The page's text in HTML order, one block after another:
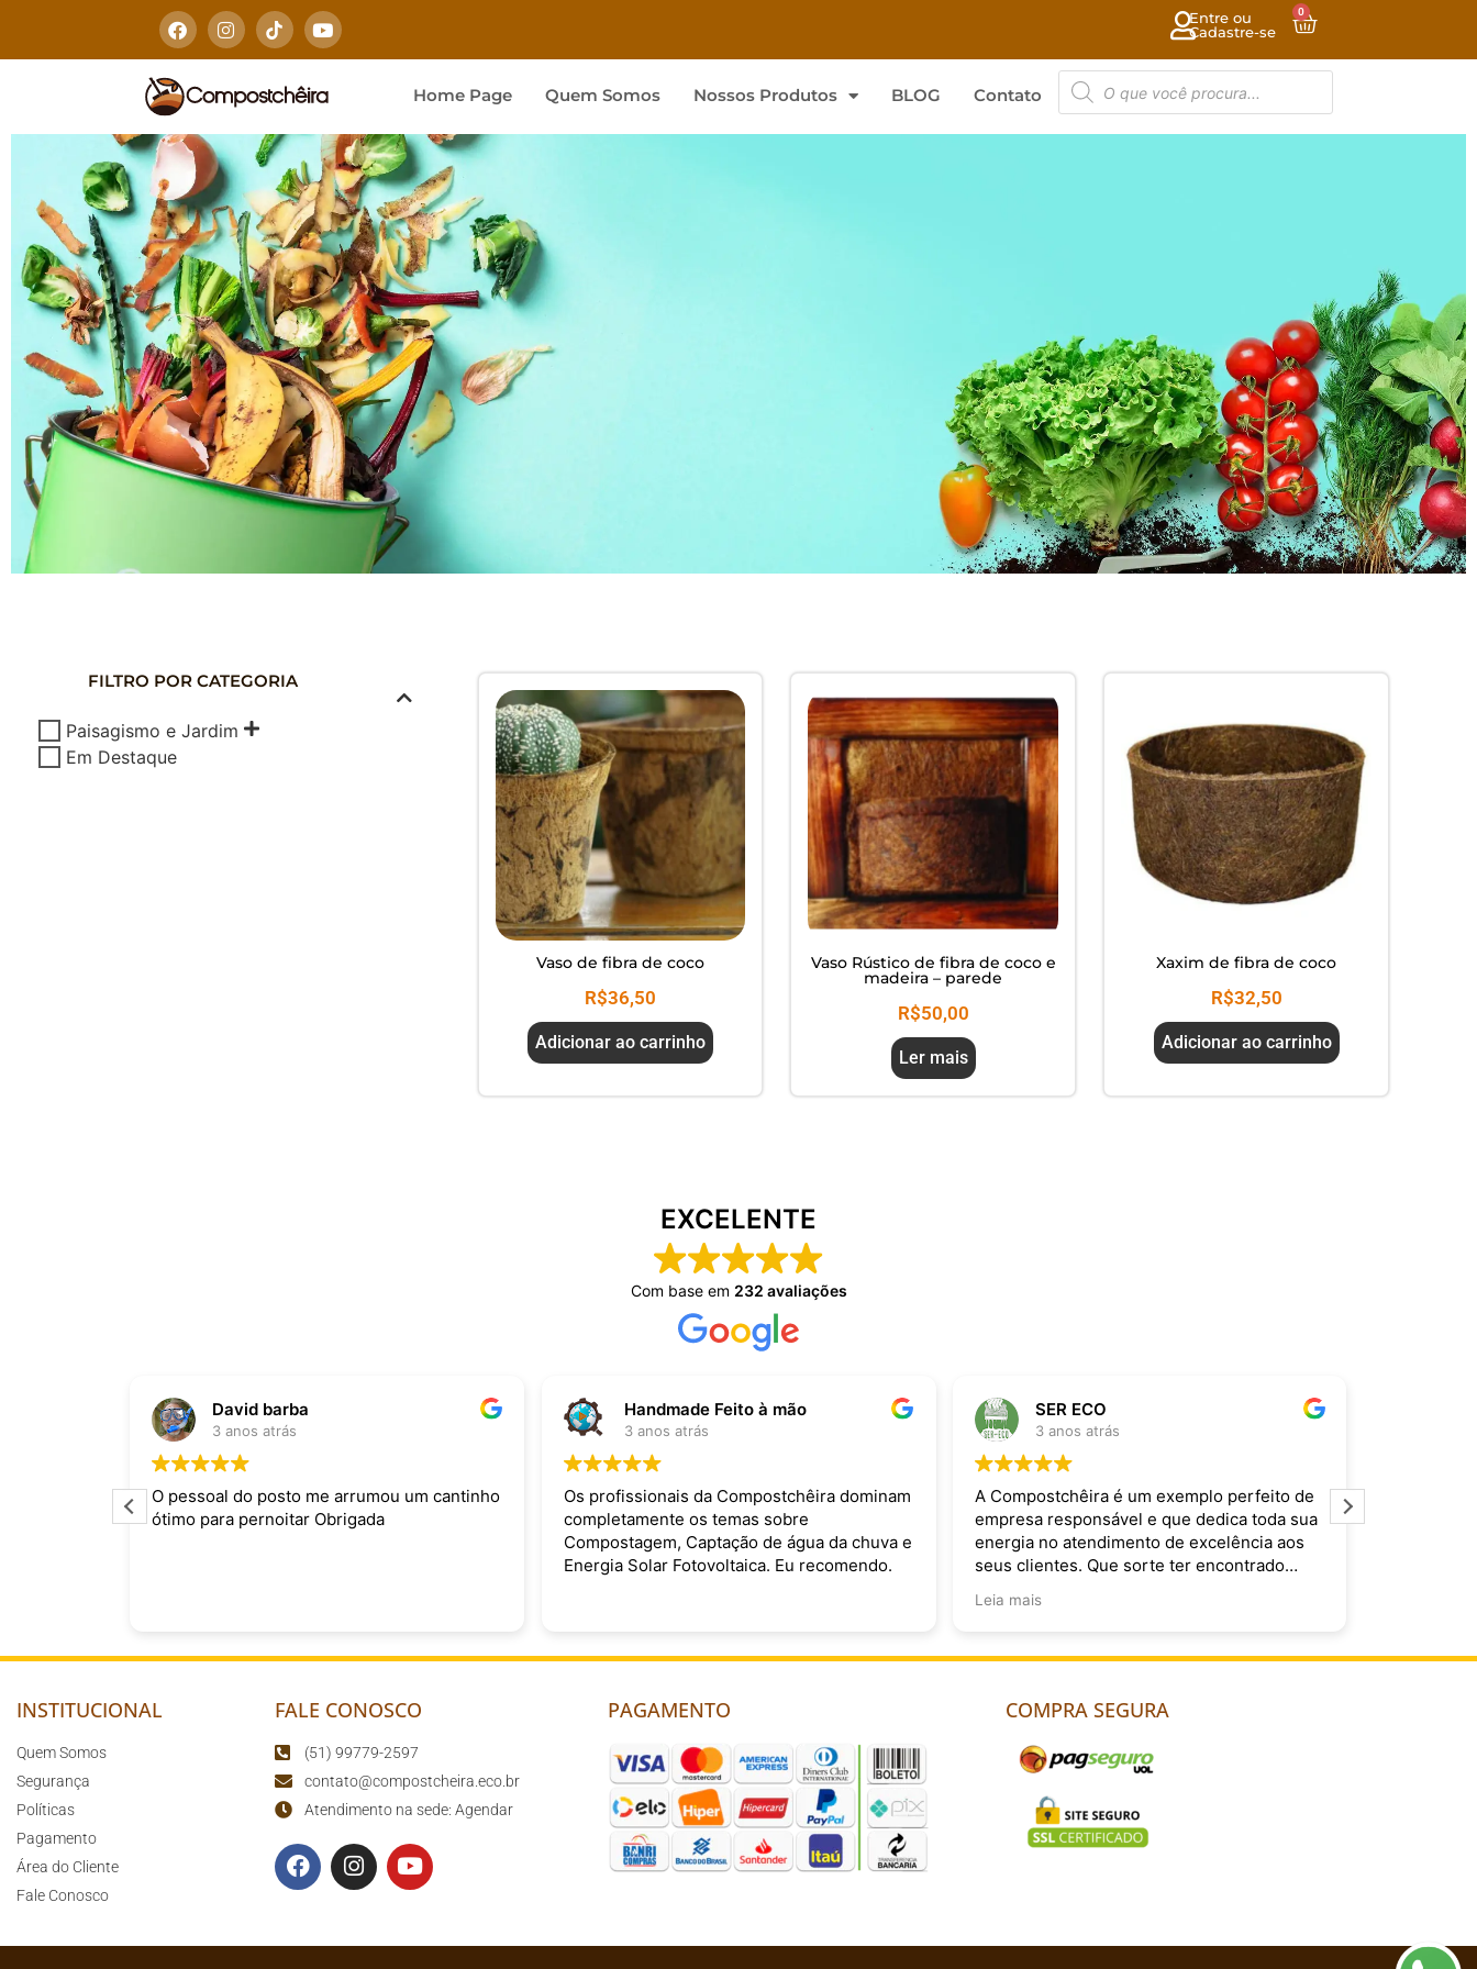
Entre ou
Cadastre-se
0
Home Page Quem Somos Nossos Produtos BLOG Contato
DOMÉSTICA
Composte seus Resíduos - Trate seu Jardim -
FILTRO POR CATEGORIA
Paisagismo e Jardim
Em Destaque
Vaso de fibra de coco
R$36,50
Adicionar ao carrinho
Vaso Rústico de fibra de coco e
madeira – parede
R$50,00
Ler mais
Xaxim de fibra de coco
R$32,50
Adicionar ao carrinho
EXCELENTE
Com base em 232 avaliações
David barba
3 anos atrás
O pessoal do posto me arrumou um cantinho
ótimo para pernoitar Obrigada
Handmade Feito à mão
3 anos atrás
Os profissionais da Compostchêira dominam
completamente os temas sobre
Compostagem, Captação de água da chuva e
Energia Solar Fotovoltaica. Eu recomendo.
SER ECO
3 anos atrás
A Compostchêira é um exemplo perfeito de
empresa responsável e que dedica toda sua
energia no atendimento de excelência aos
seus clientes. Que sorte ter encontrado
Leia mais
INSTITUCIONAL
Quem Somos
Segurança
Políticas
Pagamento
Área do Cliente
Fale Conosco
FALE CONOSCO
(51) 99779-2597
contato@compostcheira.eco.br
Atendimento na sede: Agendar
PAGAMENTO COMPRA SEGURA